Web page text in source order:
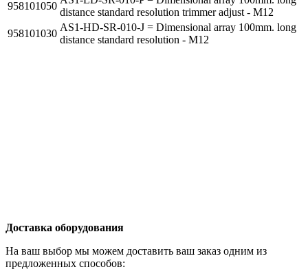
958101050
distance standard resolution trimmer adjust - M12
958101030
AS1-HD-SR-010-J = Dimensional array 100mm. long
distance standard resolution - M12
Доставка оборудования
На ваш выбор мы можем доставить ваш заказ одним из
предложенных способов: